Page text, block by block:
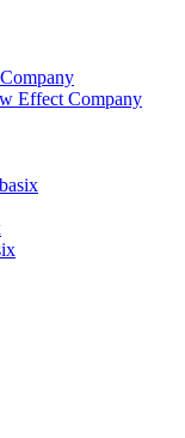
Effect Company